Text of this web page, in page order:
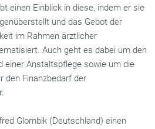
einen Einblick in diese, indem er sie
und das Gebot der
im Rahmen ärztlicher
Auch geht es dabei um den
einer Anstaltspflege sowie um die
den Finanzbedarf der
Glombik (Deutschland) einen